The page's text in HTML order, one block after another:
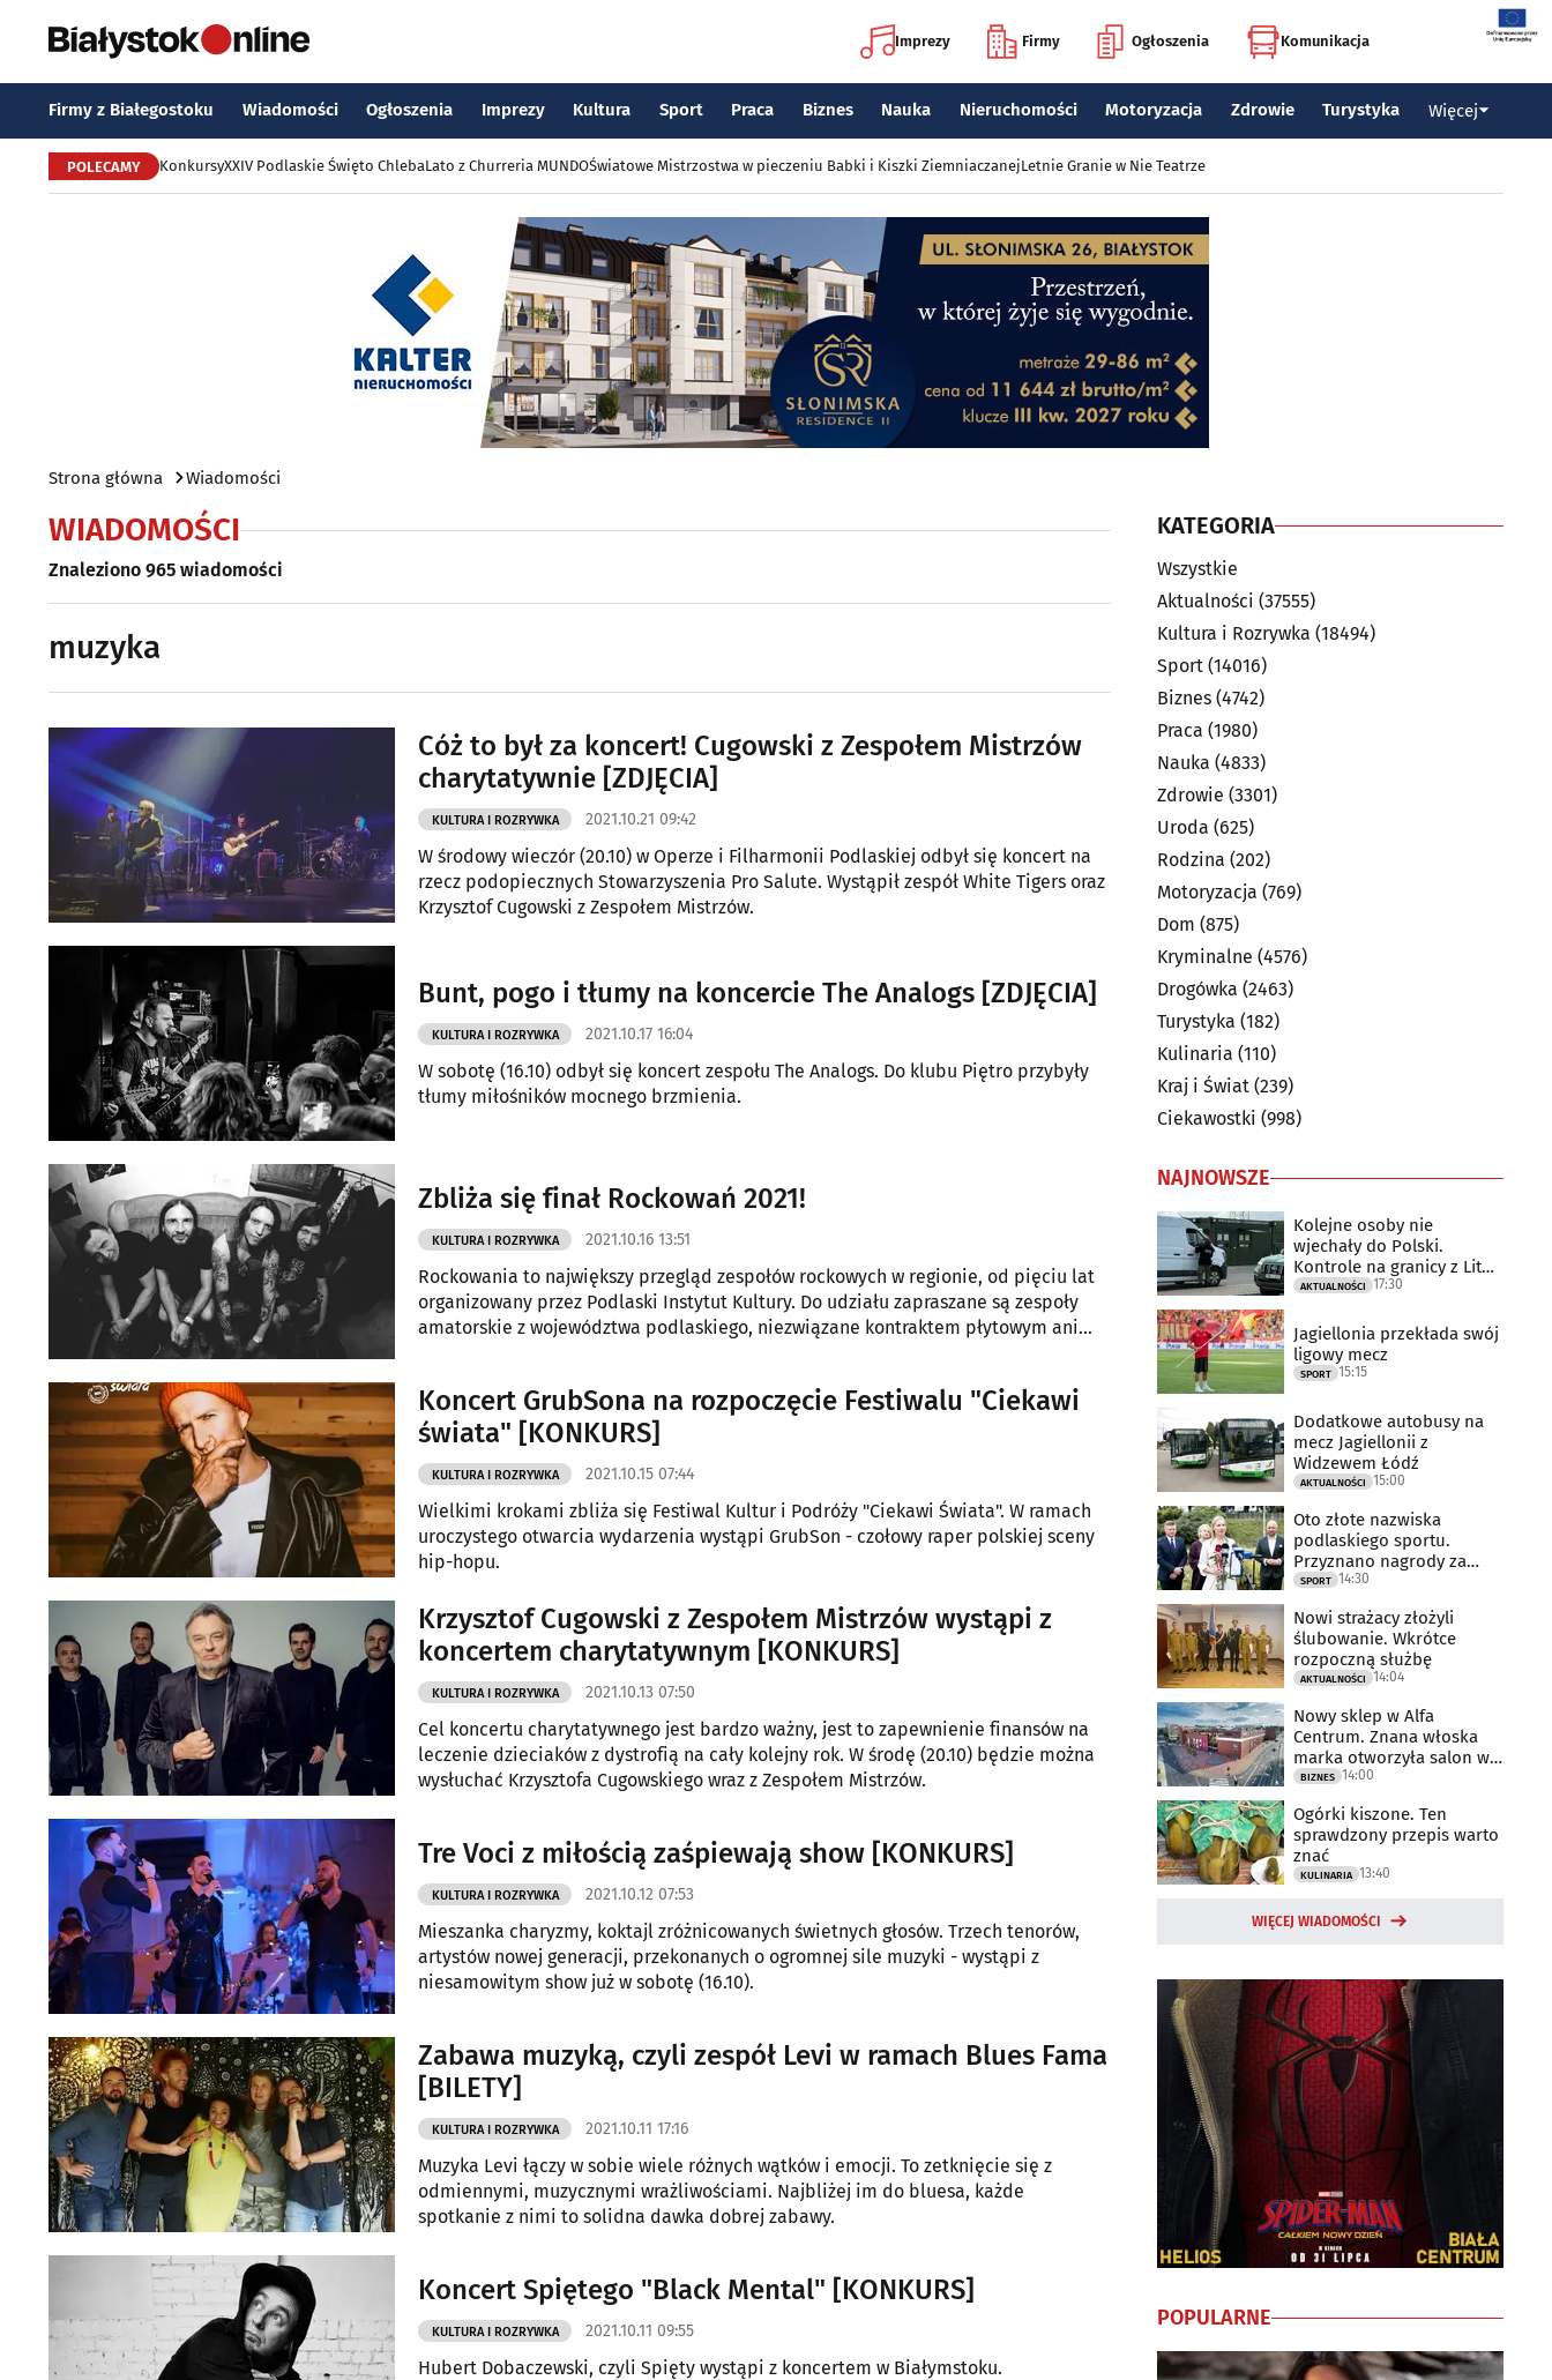
Imprezy Firmy Ogłoszenia Komunikacja
Firmy z Białegostoku Wiadomości Ogłoszenia Imprezy Kultura Sport Praca Biznes Nauka Nieruchomości Motoryzacja Zdrowie Turystyka Więcej
POLECAMY KonkursyXXIV Podlaskie Święto ChlebaLato z Churreria MUNDOŚwiatowe Mistrzostwa w pieczeniu Babki i Kiszki ZiemniaczanejLetnie Granie w Nie Teatrze
Strona główna Wiadomości
WIADOMOŚCI
Znaleziono 965 wiadomości
muzyka
Cóż to był za koncert! Cugowski z Zespołem Mistrzów
charytatywnie [ZDJĘCIA]
KULTURA I ROZRYWKA 2021.10.21 09:42
W środowy wieczór (20.10) w Operze i Filharmonii Podlaskiej odbył się koncert na
rzecz podopiecznych Stowarzyszenia Pro Salute. Wystąpił zespół White Tigers oraz
Krzysztof Cugowski z Zespołem Mistrzów.
Bunt, pogo i tłumy na koncercie The Analogs [ZDJĘCIA]
KULTURA I ROZRYWKA 2021.10.17 16:04
W sobotę (16.10) odbył się koncert zespołu The Analogs. Do klubu Piętro przybyły
tłumy miłośników mocnego brzmienia.
Zbliża się finał Rockowań 2021!
KULTURA I ROZRYWKA 2021.10.16 13:51
Rockowania to największy przegląd zespołów rockowych w regionie, od pięciu lat
organizowany przez Podlaski Instytut Kultury. Do udziału zapraszane są zespoły
amatorskie z województwa podlaskiego, niezwiązane kontraktem płytowym ani
Koncert GrubSona na rozpoczęcie Festiwalu "Ciekawi
świata" [KONKURS]
KULTURA I ROZRYWKA 2021.10.15 07:44
Wielkimi krokami zbliża się Festiwal Kultur i Podróży "Ciekawi Świata". W ramach
uroczystego otwarcia wydarzenia wystąpi GrubSon - czołowy raper polskiej sceny
hip-hopu.
Krzysztof Cugowski z Zespołem Mistrzów wystąpi z
koncertem charytatywnym [KONKURS]
KULTURA I ROZRYWKA 2021.10.13 07:50
Cel koncertu charytatywnego jest bardzo ważny, jest to zapewnienie finansów na
leczenie dzieciaków z dystrofią na cały kolejny rok. W środę (20.10) będzie można
wysłuchać Krzysztofa Cugowskiego wraz z Zespołem Mistrzów.
Tre Voci z miłością zaśpiewają show [KONKURS]
KULTURA I ROZRYWKA 2021.10.12 07:53
Mieszanka charyzmy, koktajl zróżnicowanych świetnych głosów. Trzech tenorów,
artystów nowej generacji, przekonanych o ogromnej sile muzyki - wystąpi z
niesamowitym show już w sobotę (16.10).
Zabawa muzyką, czyli zespół Levi w ramach Blues Fama
[BILETY]
KULTURA I ROZRYWKA 2021.10.11 17:16
Muzyka Levi łączy w sobie wiele różnych wątków i emocji. To zetknięcie się z
odmiennymi, muzycznymi wrażliwościami. Najbliżej im do bluesa, każde
spotkanie z nimi to solidna dawka dobrej zabawy.
Koncert Spiętego "Black Mental" [KONKURS]
KULTURA I ROZRYWKA 2021.10.11 09:55
Hubert Dobaczewski, czyli Spięty wystąpi z koncertem w Białymstoku.
KATEGORIA
Wszystkie
Aktualności (37555)
Kultura i Rozrywka (18494)
Sport (14016)
Biznes (4742)
Praca (1980)
Nauka (4833)
Zdrowie (3301)
Uroda (625)
Rodzina (202)
Motoryzacja (769)
Dom (875)
Kryminalne (4576)
Drogówka (2463)
Turystyka (182)
Kulinaria (110)
Kraj i Świat (239)
Ciekawostki (998)
NAJNOWSZE
Kolejne osoby nie
wjechały do Polski.
Kontrole na granicy z Litwą
trwają
AKTUALNOŚCI 17:30
Jagiellonia przekłada swój
ligowy mecz
SPORT 15:15
Dodatkowe autobusy na
mecz Jagiellonii z
Widzewem Łódź
AKTUALNOŚCI 15:00
Oto złote nazwiska
podlaskiego sportu.
Przyznano nagrody za
2025 rok
SPORT 14:30
Nowi strażacy złożyli
ślubowanie. Wkrótce
rozpoczną służbę
AKTUALNOŚCI 14:04
Nowy sklep w Alfa
Centrum. Znana włoska
marka otworzyła salon w
Białymstoku
BIZNES 14:00
Ogórki kiszone. Ten
sprawdzony przepis warto
znać
KULINARIA 13:40
WIĘCEJ WIADOMOŚCI
POPULARNE